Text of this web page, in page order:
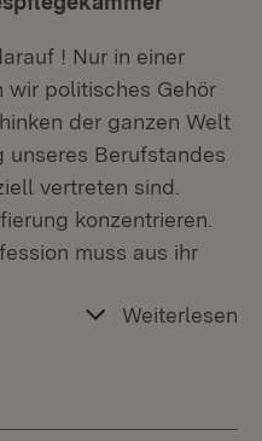
! Nur in einer
wir politisches Gehör
der ganzen Welt
unseres Berufstandes
vertreten sind.
konzentrieren.
muss aus ihr
Weiterlesen